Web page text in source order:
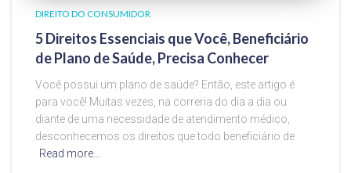
DIREITO DO CONSUMIDOR
5 Direitos Essenciais que Você, Beneficiário
de Plano de Saúde, Precisa Conhecer
Você possui um plano de saúde? Então, este artigo é
para você! Muitas vezes, na correria do dia a dia ou
diante de uma necessidade de atendimento médico,
desconhecemos os direitos que todo beneficiário de
Read more…